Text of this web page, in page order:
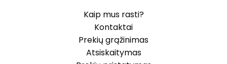
Kaip mus rasti?
Kontaktai
Prekių grąžinimas
Atsiskaitymas